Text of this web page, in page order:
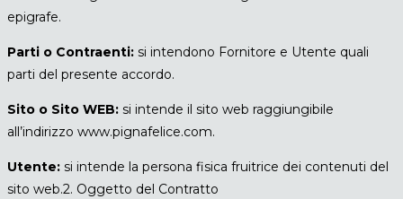
epigrafe.
Parti o Contraenti: si intendono Fornitore e Utente quali
parti del presente accordo.
Sito o Sito WEB: si intende il sito web raggiungibile
all’indirizzo www.pignafelice.com.
Utente: si intende la persona fisica fruitrice dei contenuti del
sito web.2. Oggetto del Contratto